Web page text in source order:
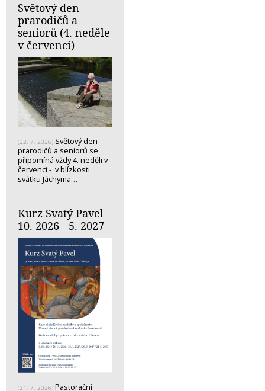
Světový den
prarodičů a
seniorů (4. neděle
v červenci)
(22. 7. 2026) Světový den
prarodičů a seniorů se
připomíná vždy 4. neděli v
červenci - v blízkosti
svátku Jáchyma…
Kurz Svatý Pavel
10. 2026 - 5. 2027
(21. 7. 2026) Pastorační